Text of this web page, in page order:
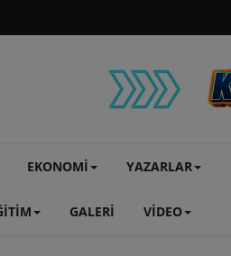
EKONOMİ YAZARLAR
GALERİ VİDEO